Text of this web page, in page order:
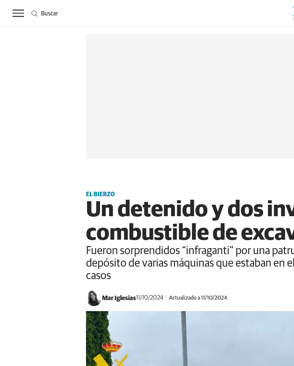
ACTUALIDAD BIERZO SUCESOS
Buscar
EL BIERZO
Un detenido y dos
combustible de
Fueron sorprendidos “infraganti” por una
depósito de varias máquinas que estaban en
casos
Mar Iglesias11/10/2024 Actualizado a 11/10/2024